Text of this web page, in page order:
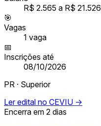
R$ 2.565 a R$ 21.526
🎯
Vagas
1 vaga
📅
Inscrições até
08/10/2026
PR · Superior
Ler edital no CEVIU →
Encerra em 2 dias